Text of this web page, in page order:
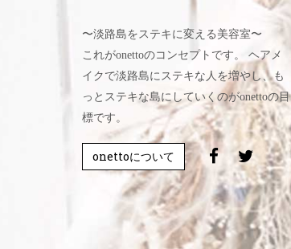
〜淡路島をステキに変える美容室〜
これがonettoのコンセプトです。 ヘアメ
イクで淡路島にステキな人を増やし、も
っとステキな島にしていくのがonettoの目
標です。
onettoについて